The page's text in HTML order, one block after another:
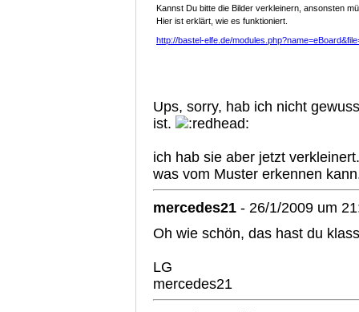
Kannst Du bitte die Bilder verkleinern, ansonsten
Hier ist erklärt, wie es funktioniert.
http://bastel-elfe.de/
Ups, sorry, hab ich nicht
ist.
ich hab sie aber jetzt
was vom Muster erkennen
mercedes21 - 26/1/2009 um
Oh wie schön, das hast du
LG
mercedes21